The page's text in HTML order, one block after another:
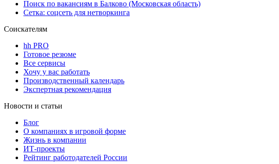
Поиск по вакансиям в Балково (Московская область)
Сетка: соцсеть для нетворкинга
Соискателям
hh PRO
Готовое резюме
Все сервисы
Хочу у вас работать
Производственный календарь
Экспертная рекомендация
Новости и статьи
Блог
О компаниях в игровой форме
Жизнь в компании
ИТ-проекты
Рейтинг работодателей России